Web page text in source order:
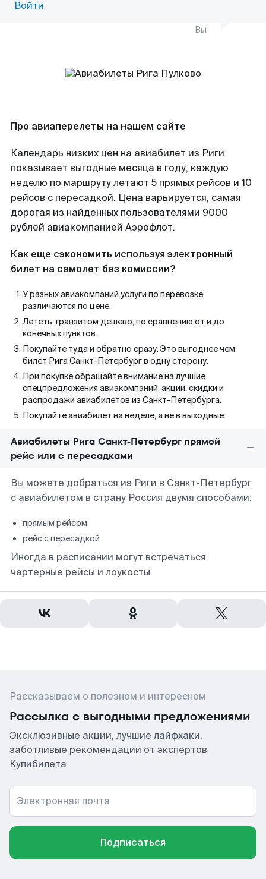
Войти
Вы
Про авиаперелеты на нашем сайте
Календарь низких цен на авиабилет из Риги
показывает выгодные месяца в году, каждую
неделю по маршруту летают 5 прямых рейсов и 10
рейсов с пересадкой. Цена варьируется, самая
дорогая из найденных пользователями 9000
рублей авиакомпанией Аэрофлот.
Как еще сэкономить используя электронный
билет на самолет без комиссии?
У разных авиакомпаний услуги по перевозке
различаются по цене.
Лететь транзитом дешево, по сравнению от и до
конечных пунктов.
Покупайте туда и обратно сразу. Это выгоднее чем
билет Рига Санкт-Петербург в одну сторону.
При покупке обращайте внимание на лучшие
спецпредложения авиакомпаний, акции, скидки и
распродажи авиабилетов из Санкт-Петербурга.
Покупайте авиабилет на неделе, а не в выходные.
Авиабилеты Рига Санкт-Петербург прямой
рейс или с пересадками
Вы можете добраться из Риги в Санкт-Петербург
с авиабилетом в страну Россия двумя способами:
прямым рейсом
рейс с пересадкой
Иногда в расписании могут встречаться
чартерные рейсы и лоукосты.
Рассказываем о полезном и интересном
Рассылка с выгодными предложениями
Эксклюзивные акции, лучшие лайфхаки,
заботливые рекомендации от экспертов
Купибилета
Электронная почта
Подписаться